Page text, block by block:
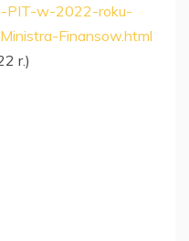
PIT-w-2022-roku-
Finansow.html
r.)